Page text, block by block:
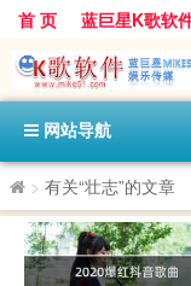
首 页 蓝巨星K歌软
网站导航
> 有关“壮志”的文章